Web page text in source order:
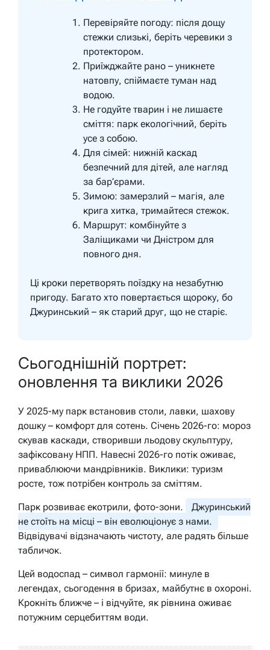
Перевіряйте погоду: після дощу
стежки слизькі, беріть черевики з
протектором.
Приїжджайте рано – уникнете
натовпу, спіймаєте туман над
водою.
Не годуйте тварин і не лишаєте
сміття: парк екологічний, беріть
усе з собою.
Для сімей: нижній каскад
безпечний для дітей, але нагляд
за бар’єрами.
Зимою: замерзлий – магія, але
крига хитка, тримайтеся стежок.
Маршрут: комбінуйте з
Заліщиками чи Дністром для
повного дня.
Ці кроки перетворять поїздку на незабутню
пригоду. Багато хто повертається щороку, бо
Джуринський – як старий друг, що не старіє.
Сьогоднішній портрет:
оновлення та виклики 2026
У 2025-му парк встановив столи, лавки, шахову
дошку – комфорт для сотень. Січень 2026-го: мороз
скував каскади, створивши льодову скульптуру,
зафіксовану НПП. Навесні 2026-го потік оживає,
приваблюючи мандрівників. Виклики: туризм
росте, тож потрібен контроль за сміттям.
Парк розвиває екотрили, фото-зони.
Джуринський
не стоїть на місці – він еволюціонує з нами.
Відвідувачі відзначають чистоту, але радять більше
табличок.
Цей водоспад – символ гармонії: минуле в
легендах, сьогодення в бризах, майбутнє в охороні.
Крокніть ближче – і відчуйте, як рівнина оживає
потужним серцебиттям води.